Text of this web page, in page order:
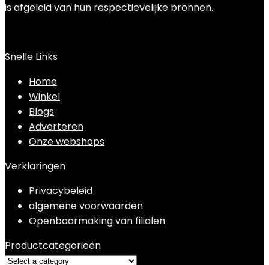
is afgeleid van hun respectievelijke bronnen.
Snelle Links
Home
Winkel
Blogs
Adverteren
Onze webshops
Verklaringen
Privacybeleid
algemene voorwaarden
Openbaarmaking van filialen
Productcategorieën